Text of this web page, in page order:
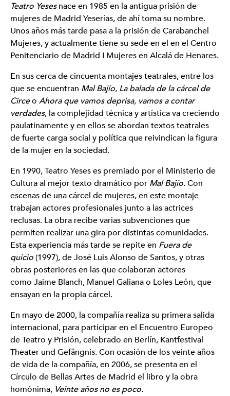
Teatro
Enlaces
Sitio web
Premio Max Aficionado 2017. Teatro Yeses
TEATRO YESES - Premio Max Aficionado a las Artes
Escénicas
Contacto
Elena Cánovas Vacas
lenicanovacas@yahoo.es
T. 649 582 209
Teatro Yesesnace en 1985 en la antigua prisión de
mujeres de Madrid Yeserías, de ahí toma su nombre.
Unos años más tarde pasa a la prisión de Carabanchel
Mujeres, y actualmente tiene su sede en el en el Centro
Penitenciario de Madrid I Mujeres en Alcalá de Henares.
En sus cerca de cincuenta montajes teatrales, entre los
que se encuentran Mal Bajío, La balada de la cárcel de
Circeo Ahora que vamos deprisa, vamos a contar
verdades, la complejidad técnica y artística va creciendo
paulatinamente y en ellos se abordan textos teatrales
de fuerte carga social y política que reivindican la figura
de la mujer en la sociedad.
En 1990, Teatro Yeses es premiado por el Ministerio de
Cultura al mejor texto dramático por Mal Bajío. Con
escenas de una cárcel de mujeres, en este montaje
trabajan actores profesionales junto a las actrices
reclusas. La obra recibe varias subvenciones que
permiten realizar una gira por distintas comunidades.
Esta experiencia más tarde se repite en Fuera de
quicio(1997),de José Luis Alonso de Santos, y otras
obras posteriores en las que colaboran actores
como Jaime Blanch, Manuel Galiana o Loles León, que
ensayan en la propia cárcel.
En mayo de 2000, la compañía realiza su primera salida
internacional, para participar en el Encuentro Europeo
de Teatro y Prisión, celebrado en Berlín, Kantfestival
Theater und Gefängnis. Con ocasión de los veinte años
de vida de la compañía, en 2006, se presenta en el
Círculo de Bellas Artes de Madrid el libro y la obra
homónima, Veinte años no es poco.